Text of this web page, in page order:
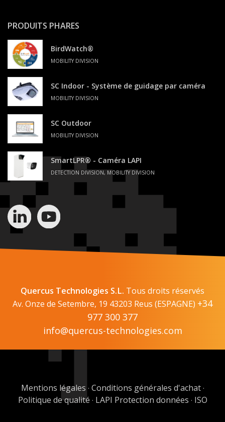
PRODUITS PHARES
BirdWatch®
MOBILITY DIVISION
SC Indoor - Système de guidage par caméra
MOBILITY DIVISION
SC Outdoor
MOBILITY DIVISION
SmartLPR® - Caméra LAPI
DETECTION DIVISION, MOBILITY DIVISION
Quercus Technologies S.L. Tous droits réservés
Av. Onze de Setembre, 19 43203 Reus (ESPAGNE) +34
977 300 377
info@quercus-technologies.com
Mentions légales · Conditions générales d'achat·
Politique de qualité · LAPI Protection données · ISO